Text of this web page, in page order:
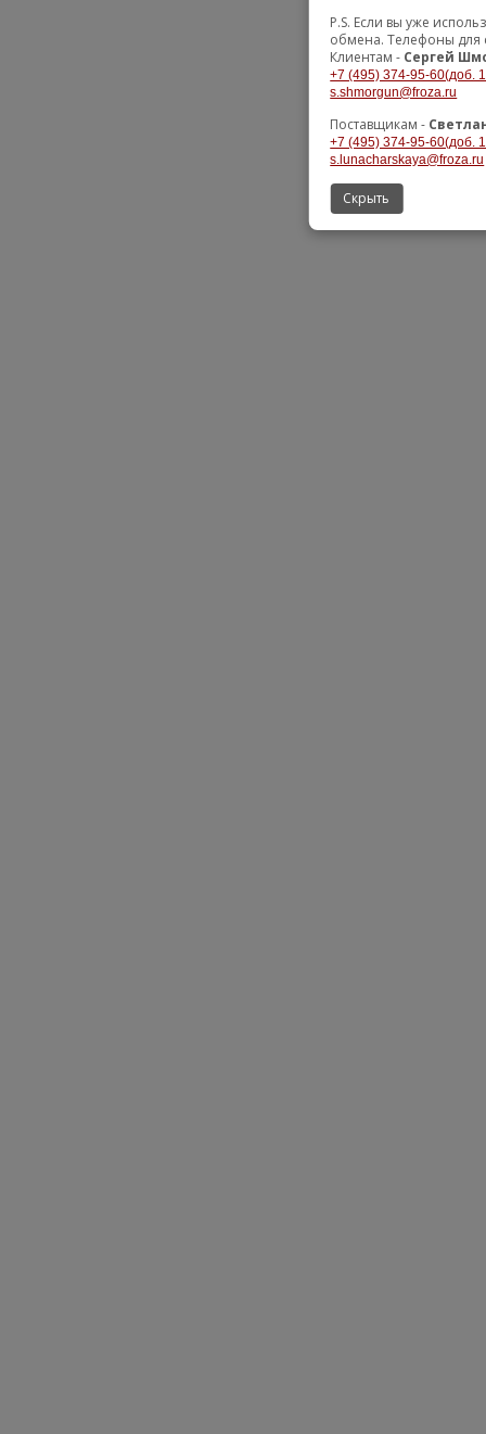
P.S. Если вы уже
обмена. Телефоны для
Клиентам - Сергей
+7 (495) 374-95-60(доб.
s.shmorgun@froza.ru
Поставщикам -
+7 (495) 374-95-60(доб.
s.lunacharskaya@froza.ru
Скрыть